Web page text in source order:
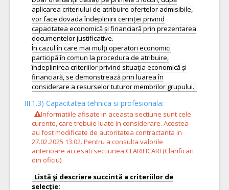
aplicarea criteriului de atribuire ofertelor admisibile,
vor face dovada îndeplinirii cerinței privind
capacitatea economică și financiară prin prezentarea
documentelor justificative.
În cazul în care mai mulţi operatori economici
participă în comun la procedura de atribuire,
îndeplinirea criteriilor privind situaţia economică şi
financiară, se demonstrează prin luarea în
III.1.3) Capacitatea tehnica si profesionala:
Informatiile afisate in aceasta sectiune sunt cele
curente, care trebuie luate in considerare. Acestea
au fost modificate de autoritatea contractanta in
27.02.2025 13:02. Pentru a consulta valorile
anterioare accesati sectiunea CLARIFICARI (Clarificari
din oficiu).
Listă şi descriere succintă a criteriilor de